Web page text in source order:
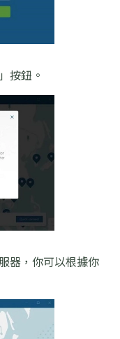
按鈕。
器，你可以根據你